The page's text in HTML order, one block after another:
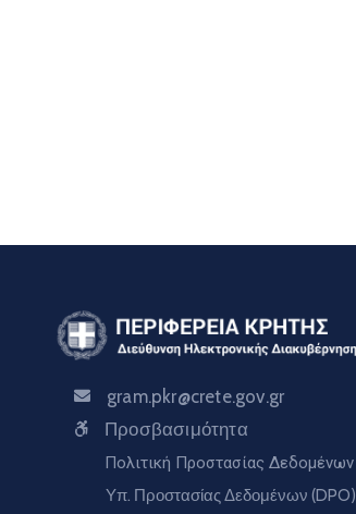
gram.pkr@crete.gov.gr
Προσβασιμότητα
Πολιτική Προστασίας Δεδομένων
Υπ. Προστασίας Δεδομένων (DPO)